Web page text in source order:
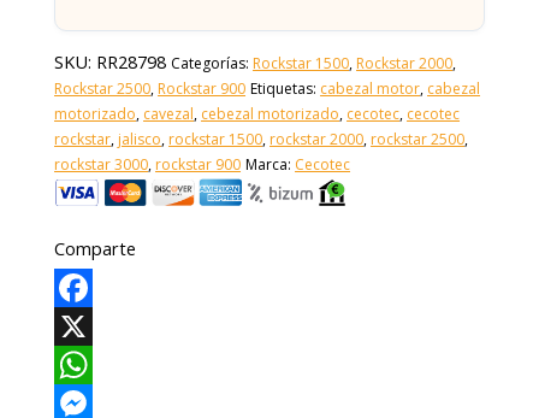
SKU: RR28798 Categorías: Rockstar 1500, Rockstar 2000,
Rockstar 2500, Rockstar 900 Etiquetas: cabezal motor, cabezal
motorizado, cavezal, cebezal motorizado, cecotec, cecotec
rockstar, jalisco, rockstar 1500, rockstar 2000, rockstar 2500,
rockstar 3000, rockstar 900 Marca: Cecotec
Comparte
Facebook
X
WhatsApp